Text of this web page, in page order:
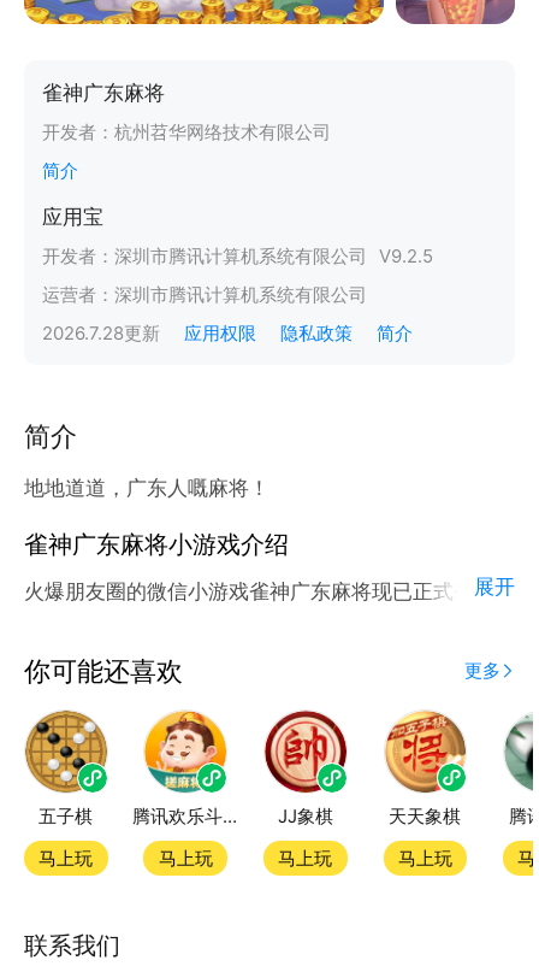
雀神广东麻将
开发者： 杭州苕华网络技术有限公司
简介
应用宝
开发者： 深圳市腾讯计算机系统有限公司 V9.2.5
运营者： 深圳市腾讯计算机系统有限公司
2026.7.28更新 应用权限 隐私政策 简介
简介
地地道道，广东人嘅麻将！
雀神广东麻将小游戏介绍
火爆朋友圈的微信小游戏雀神广东麻将现已正式登陆腾
应用宝为腾讯官方游戏平台，收录海量正版授权的高热
度精品小游戏。直接搜索或者在小游戏 tab 发现热门
雀神广东麻将小游戏双平台畅玩
官方授权，在电脑上和手机上双端都能直接畅玩微信小
游戏
第一步：点击下载应用宝客户端，第二步：一键登录，
展开
你可能还喜欢 更多
五子棋
马上玩
腾讯欢乐斗地主
马上玩
JJ象棋
马上玩
天天象棋
马上玩
腾
联系我们